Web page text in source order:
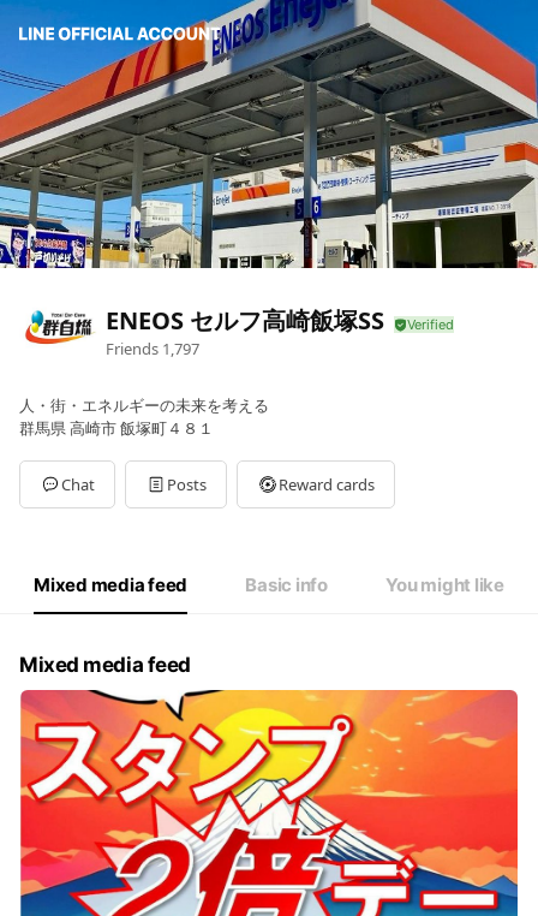
ENEOS セルフ高崎飯塚SS
Friends 1,797
人・街・エネルギーの未来を考える
群馬県 高崎市 飯塚町４８１
Chat Posts Reward cards
Mixed media feed Basic info You might like
Mixed media feed